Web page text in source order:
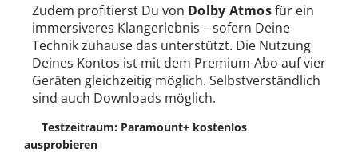
Zudem profitierst Du von Dolby Atmosfür ein
immersiveres Klangerlebnis – sofern Deine
Technik zuhause das unterstützt. Die Nutzung
Deines Kontos ist mit dem Premium-Abo auf vier
Geräten gleichzeitig möglich. Selbstverständlich
sind auch Downloads möglich.
Testzeitraum: Paramount+ kostenlos
ausprobieren